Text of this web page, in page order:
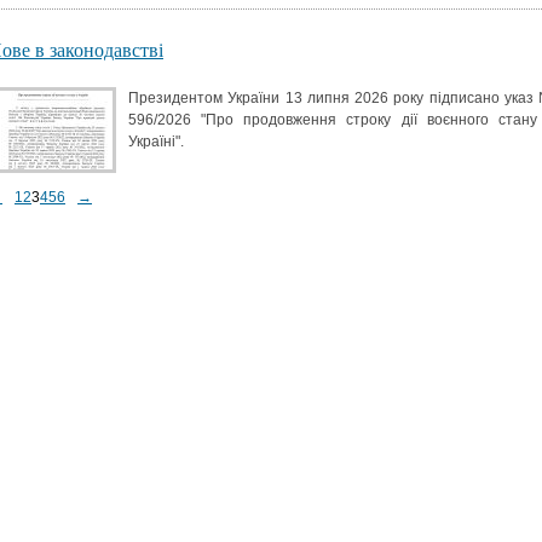
в законодавстві
Президентом України 13 липня 2026 року підписано
596/2026 "Про продовження строку дії воєнного
Україні".
123456 →